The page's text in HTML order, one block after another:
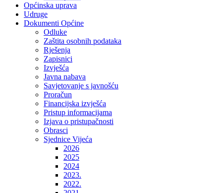
Općinska uprava
Udruge
Dokumenti Općine
Odluke
Zaštita osobnih podataka
Rješenja
Zapisnici
Izvješća
Javna nabava
Savjetovanje s javnošću
Proračun
Financijska izvješća
Pristup informacijama
Izjava o pristupačnosti
Obrasci
Sjednice Vijeća
2026
2025
2024
2023.
2022.